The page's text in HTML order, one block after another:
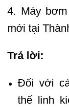
4. Máy
mới tại
Trả lời:
Đối với
thế linh